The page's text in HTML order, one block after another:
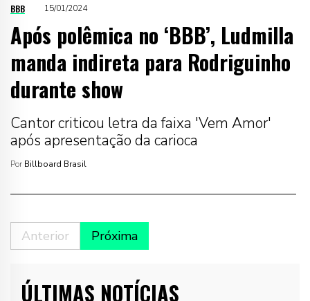
BBB 15/01/2024
Após polêmica no ‘BBB’, Ludmilla
manda indireta para Rodriguinho
durante show
Cantor criticou letra da faixa 'Vem Amor'
após apresentação da carioca
Por Billboard Brasil
Anterior Próxima
ÚLTIMAS NOTÍCIAS